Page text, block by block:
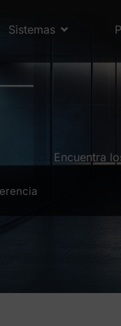
Sistemas
Encuentra